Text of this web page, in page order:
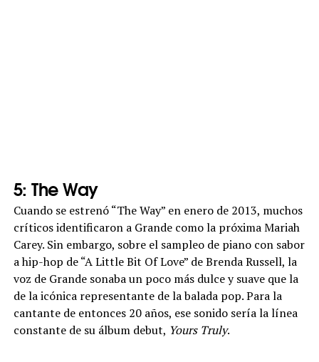
5: The Way
Cuando se estrenó “The Way” en enero de 2013, muchos
críticos identificaron a Grande como la próxima Mariah
Carey. Sin embargo, sobre el sampleo de piano con sabor
a hip-hop de “A Little Bit Of Love” de Brenda Russell, la
voz de Grande sonaba un poco más dulce y suave que la
de la icónica representante de la balada pop. Para la
cantante de entonces 20 años, ese sonido sería la línea
constante de su álbum debut, Yours Truly.